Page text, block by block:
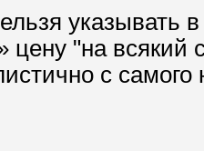
указывать
цену "на
с самого